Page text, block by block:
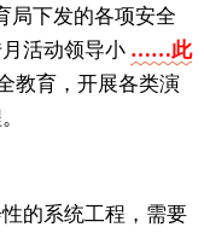
局下发的各项安全
活动领导小 ……此
教育，开展各类演
的系统工程，需要